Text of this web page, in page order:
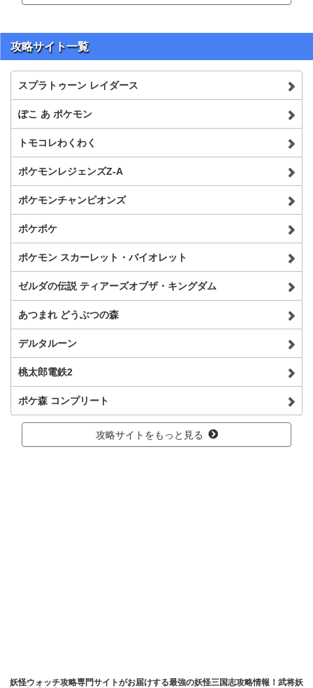
攻略サイト一覧
スプラトゥーン レイダース
ぽこ あ ポケモン
トモコレわくわく
ポケモンレジェンズZ-A
ポケモンチャンピオンズ
ポケポケ
ポケモン スカーレット・バイオレット
ゼルダの伝説 ティアーズオブザ・キングダム
あつまれ どうぶつの森
デルタルーン
桃太郎電鉄2
ポケ森 コンプリート
攻略サイトをもっと見る
妖怪ウォッチ攻略専門サイトがお届けする最強の妖怪三国志攻略情報！武将妖